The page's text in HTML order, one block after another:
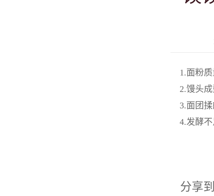
1.面粉
2.馒头
3.面团
4.发酵
分享